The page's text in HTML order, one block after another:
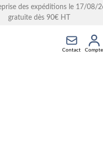
des expéditions le 17/08/
gratuite dès 90€ HT
Contact Compte